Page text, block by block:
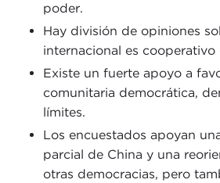
poder.
Hay división de opiniones
internacional es
Existe un fuerte apoyo a
comunitaria democrática,
límites.
Los encuestados apoyan
parcial de China y una
otras democracias, pero